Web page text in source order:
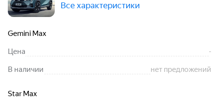
Все характеристики
Gemini Max
Цена -
В наличии нет предложений
Star Max